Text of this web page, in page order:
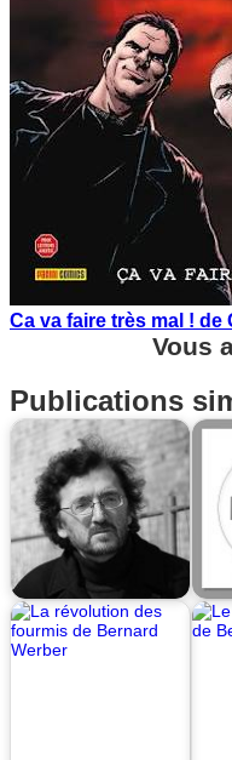
Ca va faire très mal !
Vous
Publications